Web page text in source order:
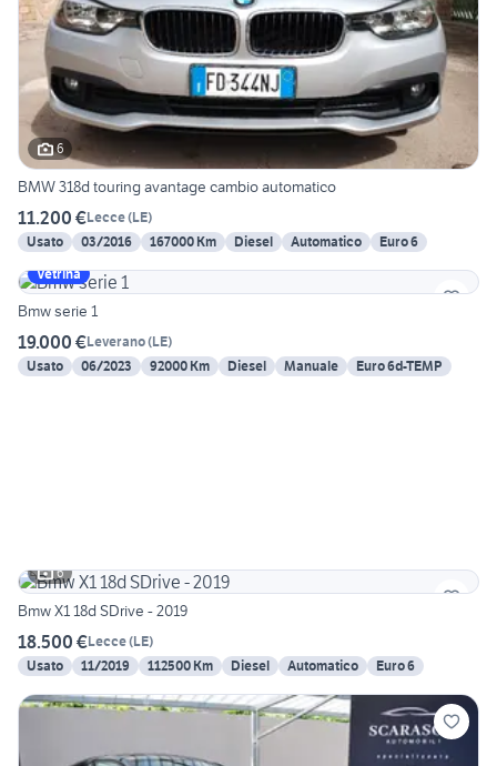
6
BMW 318d touring avantage cambio automatico
11.200 €Lecce(LE)
Usato
03/2016 167000 Km Diesel Automatico
Euro 6
Vetrina
Bmw serie 1
19.000 €Leverano(LE)
Usato
06/2023 92000 Km Diesel Manuale Euro 6d-TEMP
6
Bmw X1 18d SDrive - 2019
18.500 €Lecce(LE)
Usato
11/2019 112500 Km Diesel Automatico Euro 6